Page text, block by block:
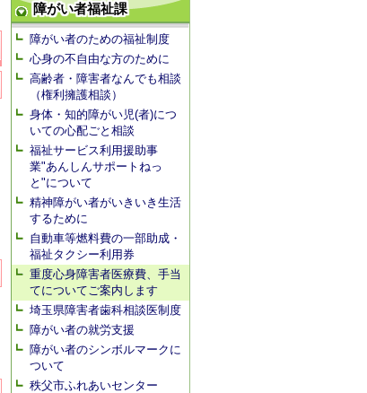
障がい者福祉課
障がい者のための福祉制度
心身の不自由な方のために
高齢者・障害者なんでも相談
（権利擁護相談）
身体・知的障がい児(者)につ
いての心配ごと相談
福祉サービス利用援助事
業"あんしんサポートねっ
と"について
精神障がい者がいきいき生活
するために
自動車等燃料費の一部助成・
福祉タクシー利用券
重度心身障害者医療費、手当
てについてご案内します
埼玉県障害者歯科相談医制度
障がい者の就労支援
障がい者のシンボルマークに
ついて
秩父市ふれあいセンター